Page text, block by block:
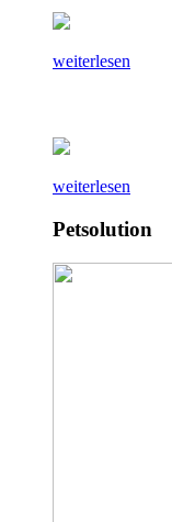
weiterlesen
weiterlesen
Petsolution